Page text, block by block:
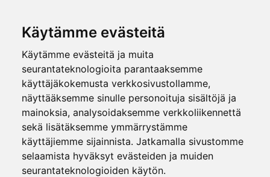
Käytämme evästeitä
Käytämme evästeitä ja muita
seurantateknologioita parantaaksemme
käyttäjäkokemusta verkkosivustollamme,
näyttääksemme sinulle personoituja sisältöjä ja
mainoksia, analysoidaksemme verkkoliikennettä
sekä lisätäksemme ymmärrystämme
käyttäjiemme sijainnista. Jatkamalla sivustomme
selaamista hyväksyt evästeiden ja muiden
seurantateknologioiden käytön.